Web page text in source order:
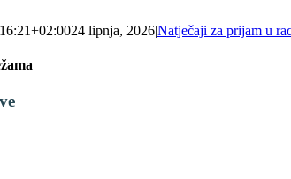
24 lipnja, 2026|Natječaji za prijam u